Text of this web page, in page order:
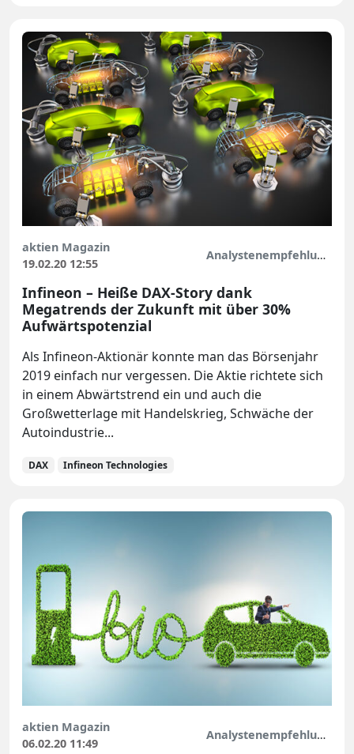
aktien Magazin
19.02.20 12:55
Analystenempfehlungen
Infineon – Heiße DAX-Story dank
Megatrends der Zukunft mit über 30%
Aufwärtspotenzial
Als Infineon-Aktionär konnte man das Börsenjahr
2019 einfach nur vergessen. Die Aktie richtete sich
in einem Abwärtstrend ein und auch die
Großwetterlage mit Handelskrieg, Schwäche der
Autoindustrie...
DAX Infineon Technologies
aktien Magazin
06.02.20 11:49
Analystenempfehlungen